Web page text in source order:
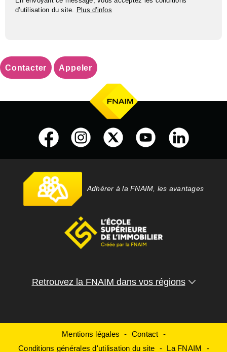
d'utilisation du site. Plus d'infos
Contacter Appeler
Adhérer à la FNAIM, les avantages
Retrouvez la FNAIM dans vos régions
Mentions légales
Contact
Conditions générales d'utilisation du site
La FNAIM